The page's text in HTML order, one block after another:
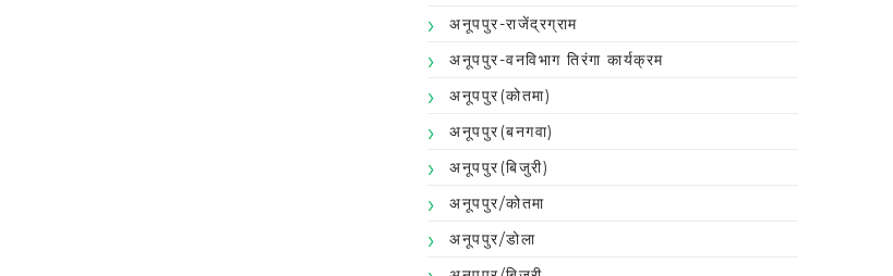
अनूपपुर-राजेंद्रग्राम
अनूपपुर-वनविभाग तिरंगा कार्यक्रम
अनूपपुर(कोतमा)
अनूपपुर(बनगवा)
अनूपपुर(बिजुरी)
अनूपपुर/कोतमा
अनूपपुर/डोला